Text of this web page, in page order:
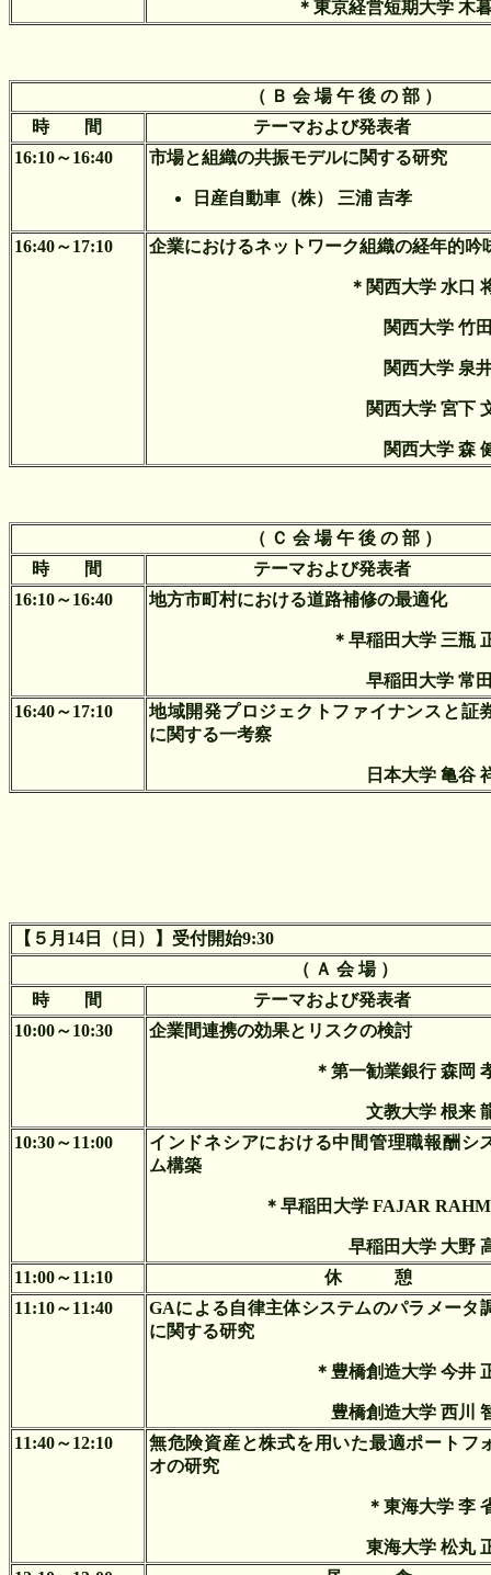
＊東京経営短期大学 木
（ Ｂ 会 場 午 後 の 部 ）
時 間
テーマおよび発表者
16:10～16:40
市場と組織の共振モデルに関する研究
日産自動車（株） 三浦 吉孝
16:40～17:10 企業におけるネットワーク組織の経年的吟
＊関西大学 水口
関西大学 竹
関西大学 泉
関西大学 宮下
関西大学 森
（ Ｃ 会 場 午 後 の 部 ）
時 間
テーマおよび発表者
16:10～16:40
地方市町村における道路補修の最適化
＊早稲田大学 三瓶
早稲田大学 常
16:40～17:10
地域開発プロジェクトファイナンスと証
に関する一考察
日本大学 亀谷
【５月14日（日）】受付開始9:30
（ Ａ 会 場 ）
時 間
テーマおよび発表者
10:00～10:30
企業間連携の効果とリスクの検討
＊第一勧業銀行 森岡
文教大学 根来
10:30～11:00
インドネシアにおける中間管理職報酬シ
ム構築
＊早稲田大学 FAJAR
早稲田大学 大野
11:00～11:10
休 憩
11:10～11:40
GAによる自律主体システムのパラメータ
に関する研究
＊豊橋創造大学 今井
豊橋創造大学 西川
11:40～12:10
無危険資産と株式を用いた最適ポートフ
オの研究
＊東海大学 李
東海大学 松丸